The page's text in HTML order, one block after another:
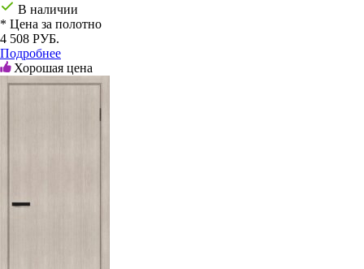
В наличии
* Цена за полотно
4 508 РУБ.
Подробнее
Хорошая цена